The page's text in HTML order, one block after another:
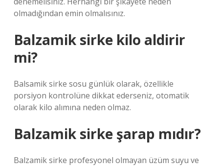
olmadığından emin olmalısınız.
Balzamik sirke kilo aldirir
mi?
Balsamik sirke sosu günlük olarak, özellikle
porsiyon kontrolüne dikkat ederseniz, otomatik
olarak kilo alımına neden olmaz.
Balzamik sirke şarap mıdır?
Balzamik sirke profesyonel olmayan üzüm suyu ve